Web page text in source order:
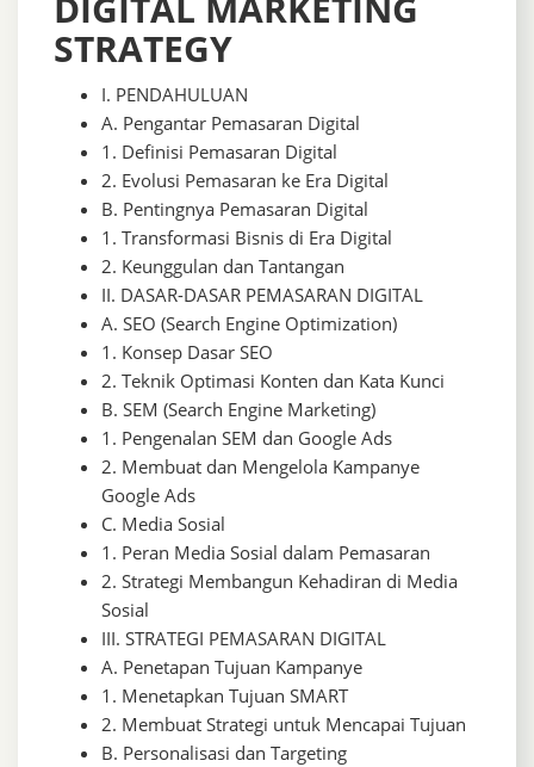
STRATEGY
I. PENDAHULUAN
A. Pengantar Pemasaran Digital
1. Definisi Pemasaran Digital
2. Evolusi Pemasaran ke Era Digital
B. Pentingnya Pemasaran Digital
1. Transformasi Bisnis di Era Digital
2. Keunggulan dan Tantangan
II. DASAR-DASAR PEMASARAN DIGITAL
A. SEO (Search Engine Optimization)
1. Konsep Dasar SEO
2. Teknik Optimasi Konten dan Kata Kunci
B. SEM (Search Engine Marketing)
1. Pengenalan SEM dan Google Ads
2. Membuat dan Mengelola Kampanye
Google Ads
C. Media Sosial
1. Peran Media Sosial dalam Pemasaran
2. Strategi Membangun Kehadiran di Media
Sosial
III. STRATEGI PEMASARAN DIGITAL
A. Penetapan Tujuan Kampanye
1. Menetapkan Tujuan SMART
2. Membuat Strategi untuk Mencapai Tujuan
B. Personalisasi dan Targeting